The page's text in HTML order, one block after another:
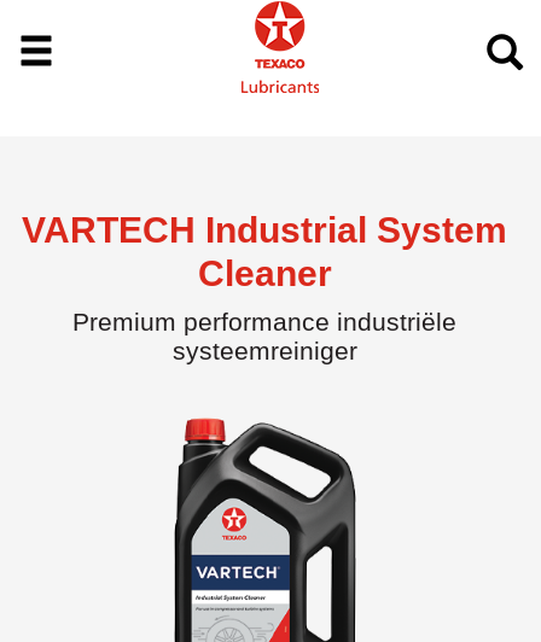
VARTECH Industrial System
Cleaner
Premium performance industriële
systeemreiniger